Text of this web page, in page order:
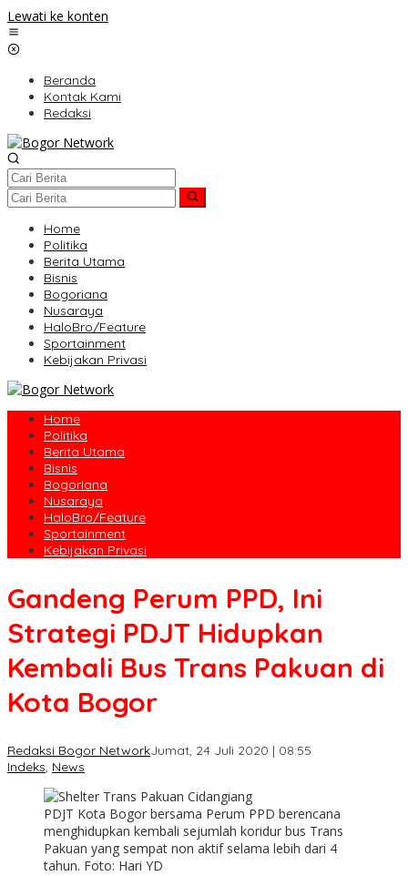
Lewati ke konten
Beranda
Kontak Kami
Redaksi
Home
Politika
Berita Utama
Bisnis
Bogoriana
Nusaraya
HaloBro/Feature
Sportainment
Kebijakan Privasi
Home
Politika
Berita Utama
Bisnis
Bogoriana
Nusaraya
HaloBro/Feature
Sportainment
Kebijakan Privasi
Gandeng Perum PPD, Ini
Strategi PDJT Hidupkan
Kembali Bus Trans Pakuan di
Kota Bogor
Redaksi Bogor NetworkJumat, 24 Juli 2020 | 08:55
Indeks, News
PDJT Kota Bogor bersama Perum PPD berencana
menghidupkan kembali sejumlah koridur bus Trans
Pakuan yang sempat non aktif selama lebih dari 4
tahun. Foto: Hari YD